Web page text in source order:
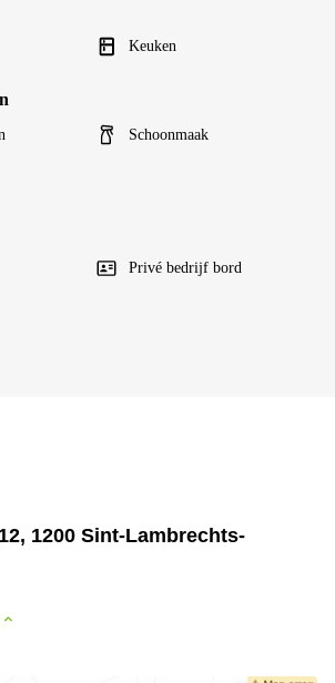
Keuken
Schoonmaak
Privé bedrijf bord
1200 Sint-Lambrechts-